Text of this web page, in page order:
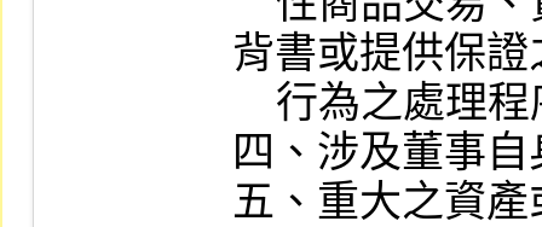
背書或提供保
四、涉及董事
五、重大之資